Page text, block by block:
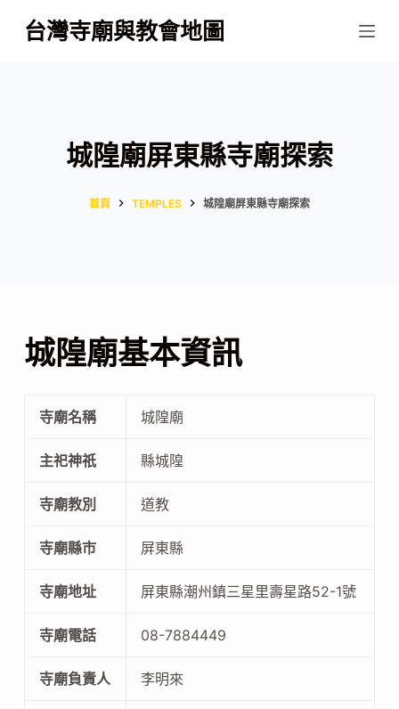
跳
至
台灣寺廟與教會地圖
城隍廟屏東縣寺廟探索
首頁 TEMPLES 城隍廟屏東縣寺廟探索
城隍廟基本資訊
寺廟名稱 城隍廟
主祀神祇 縣城隍
寺廟教別 道教
寺廟縣市 屏東縣
寺廟地址 屏東縣潮州鎮三星里壽星路52-1號
寺廟電話 08-7884449
寺廟負責人 李明來